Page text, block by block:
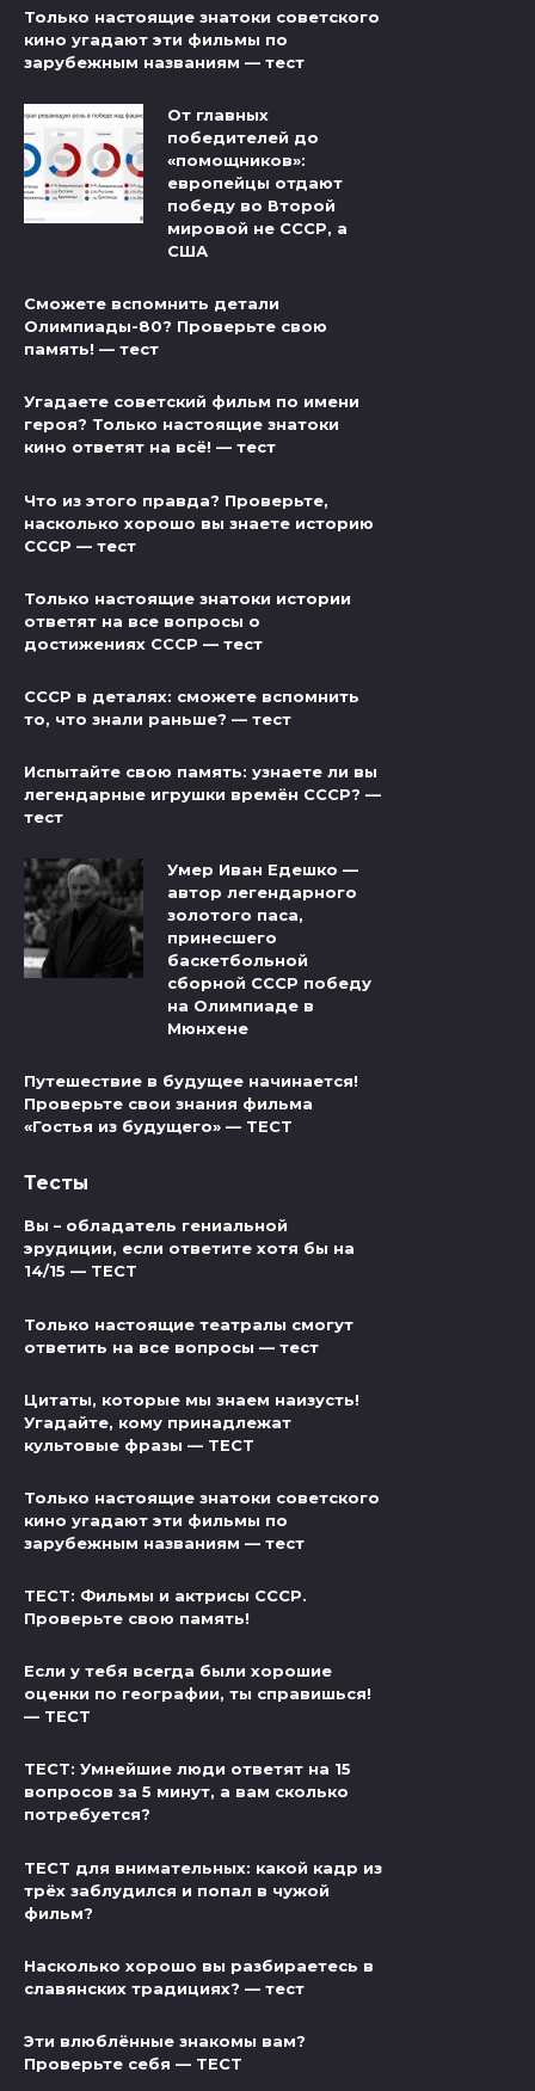
Только настоящие знатоки советского
кино угадают эти фильмы по
зарубежным названиям — тест
От главных
победителей до
«помощников»:
европейцы отдают
победу во Второй
мировой не СССР, а
США
Сможете вспомнить детали
Олимпиады-80? Проверьте свою
память! — тест
Угадаете советский фильм по имени
героя? Только настоящие знатоки
кино ответят на всё! — тест
Что из этого правда? Проверьте,
насколько хорошо вы знаете историю
СССР — тест
Только настоящие знатоки истории
ответят на все вопросы о
достижениях СССР — тест
СССР в деталях: сможете вспомнить
то, что знали раньше? — тест
Испытайте свою память: узнаете ли вы
легендарные игрушки времён СССР? —
тест
Умер Иван Едешко —
автор легендарного
золотого паса,
принесшего
баскетбольной
сборной СССР победу
на Олимпиаде в
Мюнхене
Путешествие в будущее начинается!
Проверьте свои знания фильма
«Гостья из будущего» — ТЕСТ
Тесты
Вы – обладатель гениальной
эрудиции, если ответите хотя бы на
14/15 — ТЕСТ
Только настоящие театралы смогут
ответить на все вопросы — тест
Цитаты, которые мы знаем наизусть!
Угадайте, кому принадлежат
культовые фразы — ТЕСТ
Только настоящие знатоки советского
кино угадают эти фильмы по
зарубежным названиям — тест
ТЕСТ: Фильмы и актрисы СССР.
Проверьте свою память!
Если у тебя всегда были хорошие
оценки по географии, ты справишься!
— ТЕСТ
ТЕСТ: Умнейшие люди ответят на 15
вопросов за 5 минут, а вам сколько
потребуется?
ТЕСТ для внимательных: какой кадр из
трёх заблудился и попал в чужой
фильм?
Насколько хорошо вы разбираетесь в
славянских традициях? — тест
Эти влюблённые знакомы вам?
Проверьте себя — ТЕСТ